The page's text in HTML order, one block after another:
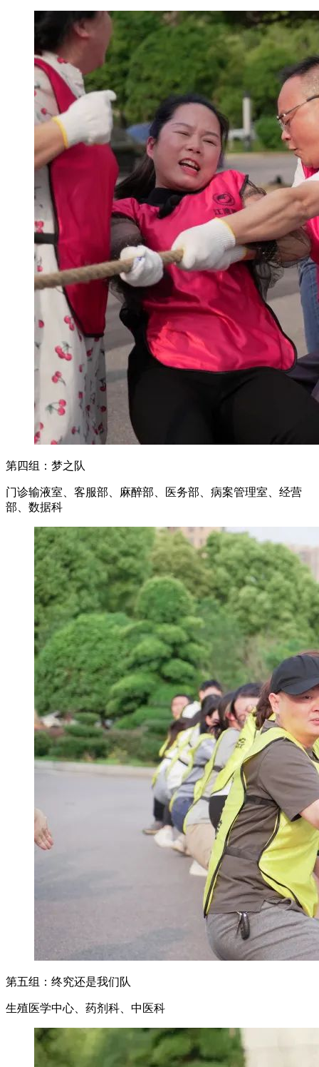
第四组：梦之队
门诊输液室、客服部、麻醉部、医务部、病案管理室、经营
部、数据科
第五组：终究还是我们队
生殖医学中心、药剂科、中医科